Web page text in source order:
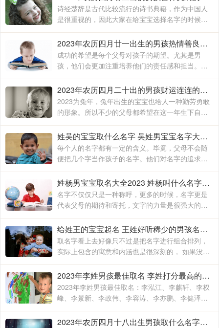
诗经楚辞是古代比较流行的诗书典籍，作为中国人
是很重视的，因此大家在给宝宝选择名字的时候就
会从中选择，里边的名字意境都是很唯美的，同时
还能够博得大众眼中的关注，因此选择这类型的名
字是古人的一个普遍做法
2023年农历四月廿一出生的男孩热情善良的名字 2023年男宝宝姓名大全
成功的希望是每个父母对孩子的期望。尤其是男
孩，他们会更加注重培养他们的责任感和担当。
2023年兔年男孩起什么名字好？可起名星淼、晔
文、亦弘、江宁、鸿君等。以下是起名网小编整理
2023年农历四月廿一出生的男孩热情善良的名字
2023年农历四月二十出的男孩财运连连的名字 2023年男宝宝最佳取名
2023为兔年，兔年出生的宝宝也给人一种勤劳勇敢
的形象。所以不少的父母都希望在这一年生下自己
的宝贝，名字是父母送给宝宝的第一份礼物。2023
年兔年男孩起什么名字好？可取名俊吉、宸禹、源
宸、元辰、国玉等
姓吴的宝宝取什么名字 吴姓男宝宝名字大全2023吉祥如意
每个人的名字都有一定的含义。毕竟，父母不会随
便把几个字当作孩子的名字。他们对名字的追求也
有一定的标准。毕竟，家长们希望世界上最好的孩
子能得到。家长们也会非常注意和关心名字的选择姓杨男宝宝取名大全2023 姓杨叫什么名字比较好
名字不仅仅只是一种称呼，更多的时候，名字更是
代表父母的期待和寄托，文字的力量是很强大的，
父母总是希望可以通过文字，将自己的心中所想和
所念表达出来，让孩子可以有一个好名字的同时 给姓王的宝宝起名 王姓好听稀少的男孩名字2023
取名字看上去好像只不过是把名字进行组合排列，
实际上包含的寓意和内涵也是很深刻的， 如果没有
一定的组织能力和文学素养，那么这就是一件非常
折磨父母的事情，对于自己孩子的名字
2023年李姓男孩最佳取名 李姓打分最高的名字
2023年李姓男孩最佳取名：李泓江、李麒轩、李权
峰、李景新、李政伟、李容涛、李亦鹏、李健泽、
李乐宜、李佳壹、李家振、李若米、李东哲、李愉
悦、李继超、李仲
2023年农历四月十八出生男孩取什么名字有福气 兔宝宝男孩名字2023年名字大全